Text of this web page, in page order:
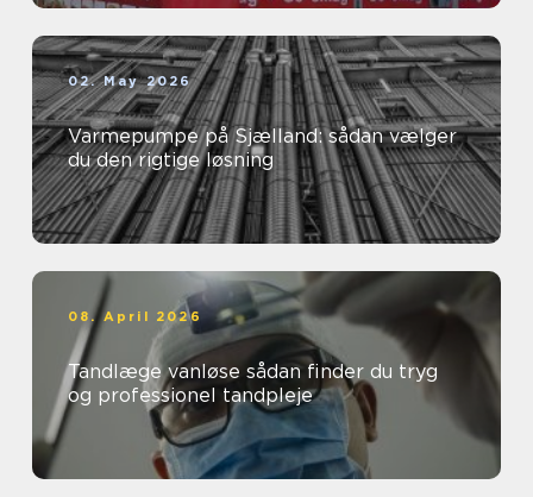
02. May 2026
Varmepumpe på Sjælland: sådan vælger
du den rigtige løsning
08. April 2026
Tandlæge vanløse sådan finder du tryg
og professionel tandpleje